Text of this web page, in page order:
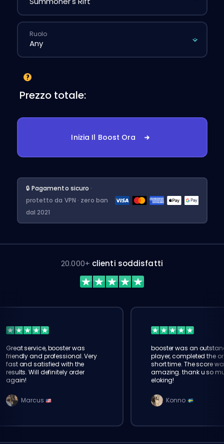
Ruolo
Prezzo totale:
Inizia Il Boost Ora
🔒 Pagamento sicuro ·
protetto da VPN · zero ban
dal 2021
20.000+ clienti soddisfatti
Great service, booster was
friendly and professional. Very
fast and satisfied with the
results. Will definitely order
again!
Marcus
booster was an
player, completed the
short time. The score
amazing. thank u so
eloking!
Konno